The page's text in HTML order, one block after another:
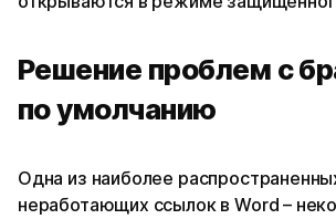
Решение проблем с
по умолчанию
Одна из наиболее
неработающих ссылок в Word –